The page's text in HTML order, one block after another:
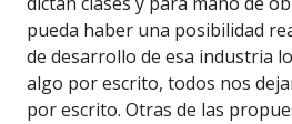
pueda haber una posibilidad
de desarrollo de esa industria
algo por escrito, todos nos
por escrito. Otras de las